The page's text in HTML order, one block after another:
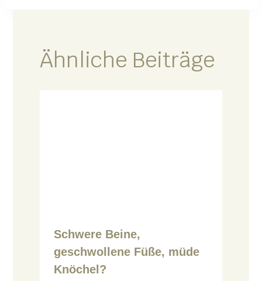
Ähnliche Beiträge
Schwere Beine,
geschwollene Füße, müde
Knöchel?